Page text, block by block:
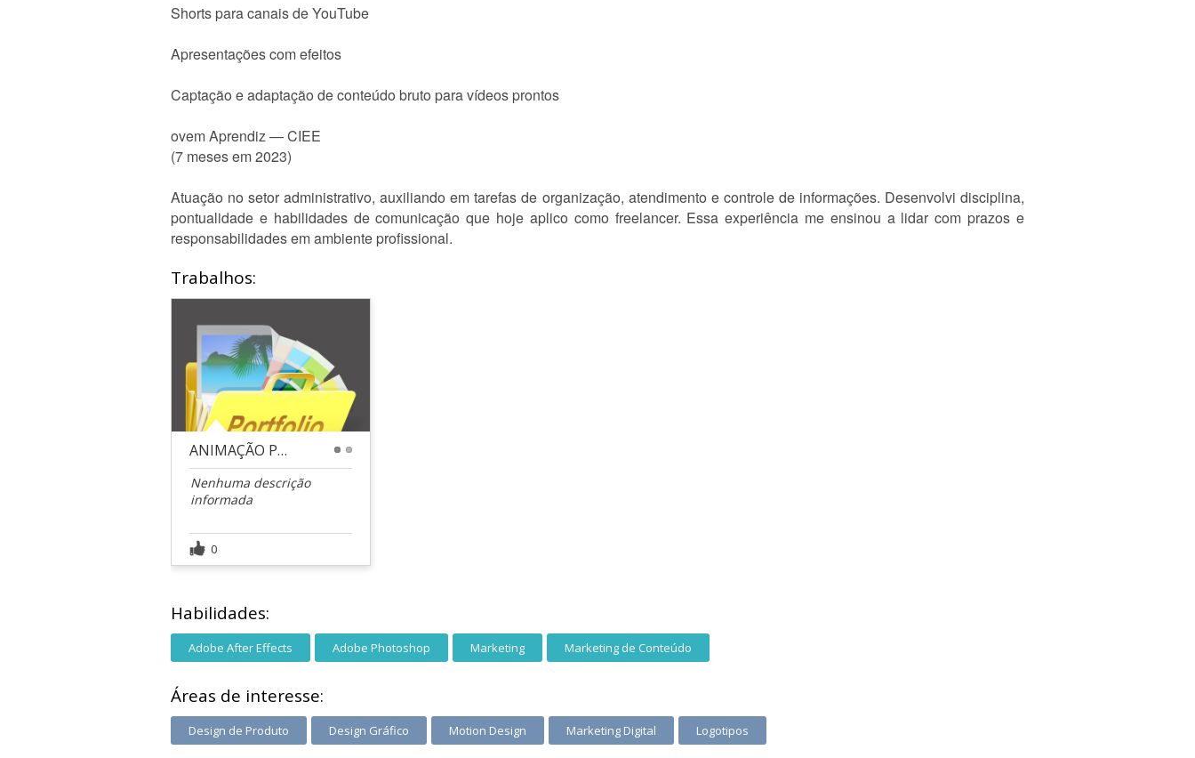
Shorts para canais de YouTube
Apresentações com efeitos
Captação e adaptação de conteúdo bruto para vídeos prontos
ovem Aprendiz — CIEE
(7 meses em 2023)
Atuação no setor administrativo, auxiliando em tarefas de organização, atendimento e controle de informações. Desenvolvi disciplina,
pontualidade e habilidades de comunicação que hoje aplico como freelancer. Essa experiência me ensinou a lidar com prazos e
responsabilidades em ambiente profissional.
Trabalhos:
ANIMAÇÃO PARA MUSICA
Nenhuma descrição
informada
0
Habilidades:
Adobe After Effects Adobe Photoshop Marketing Marketing de Conteúdo
Áreas de interesse:
Design de Produto Design Gráfico Motion Design Marketing Digital Logotipos